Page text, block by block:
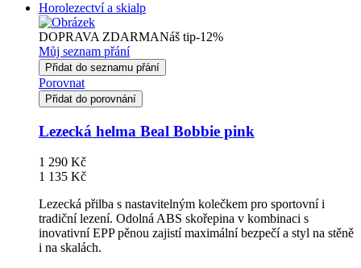
Horolezectví a skialp
DOPRAVA ZDARMANáš tip-12%
Můj seznam přání
Přidat do seznamu přání
Porovnat
Přidat do porovnání
Lezecká helma Beal Bobbie pink
1 290 Kč
1 135 Kč
Lezecká přilba s nastavitelným kolečkem pro sportovní i
tradiční lezení. Odolná ABS skořepina v kombinaci s
inovativní EPP pěnou zajistí maximální bezpečí a styl na stěně
i na skalách.